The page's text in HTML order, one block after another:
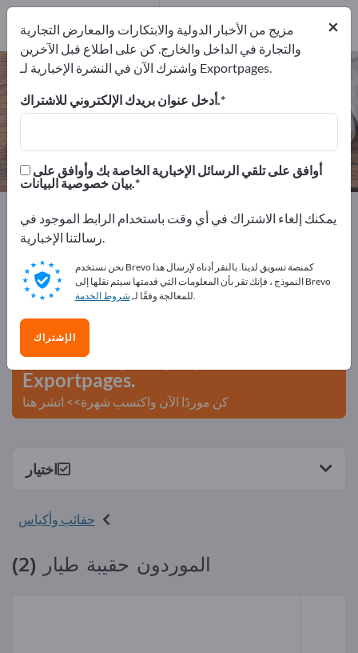
حقيبة طيار – اعثر على الشركات
المصنعة والموردين
2
2
Exportpages مستلزمات وأدوات المنزل
حقائب وأكياس
حقيبة طيار
أعلن مجانًا على Exportpages!
الاحتياجات – العروض – السلع المستعملة – جهات الاتصال
التجارية >> ابدأ من هنا
انشر شركتك ومنتجاتك على
Exportpages.
كن موردًا الآن واكتسب شهرة>> انشر هنا
اختيار
حقائب وأكياس
الموردون حقيبة طيار (2)
×
مزيج من الأخبار الدولية والابتكارات والمعارض التجارية
والتجارة في الداخل والخارج. كن على اطلاع قبل الآخرين
واشترك الآن في النشرة الإخبارية لـ Exportpages.
أدخل عنوان بريدك الإلكتروني للاشتراك.
بيان خصوصية البيانات.
يمكنك إلغاء الاشتراك في أي وقت باستخدام الرابط الموجود في
رسالتنا الإخبارية.
نحن نستخدم Brevo كمنصة تسويق لدينا. بالنقر أدناه لإرسال هذا
النموذج ، فإنك تقر بأن المعلومات التي قدمتها سيتم نقلها إلى Brevo
للمعالجة وفقًا لـشروط الخدمة .
الإشتراك